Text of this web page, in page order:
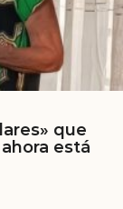
que
está